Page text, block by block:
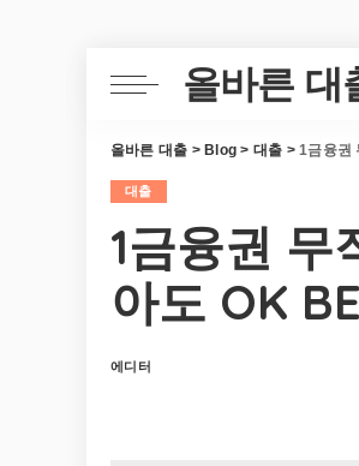
올바른 대
올바른 대출 > Blog > 대출 >1금융권
대출
1금융권 무
아도 OK
Posted
에디터